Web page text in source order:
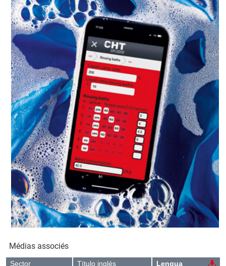
Médias associés
Sector Título inglés Lengua